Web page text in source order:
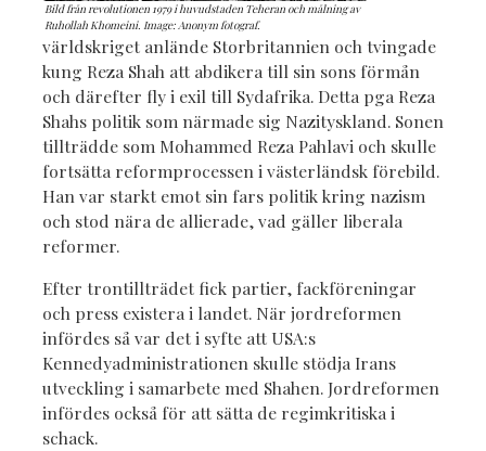
Bild från revolutionen 1979 i huvudstaden Teheran och målning av
Ruhollah Khomeini. Image: Anonym fotograf.
världskriget anlände Storbritannien och tvingade
kung Reza Shah att abdikera till sin sons förmån
och därefter fly i exil till Sydafrika. Detta pga Reza
Shahs politik som närmade sig Nazityskland. Sonen
tillträdde som Mohammed Reza Pahlavi och skulle
fortsätta reformprocessen i västerländsk förebild.
Han var starkt emot sin fars politik kring nazism
och stod nära de allierade, vad gäller liberala
reformer.
Efter trontillträdet fick partier, fackföreningar
och press existera i landet. När jordreformen
infördes så var det i syfte att USA:s
Kennedyadministrationen skulle stödja Irans
utveckling i samarbete med Shahen. Jordreformen
infördes också för att sätta de regimkritiska i
schack.